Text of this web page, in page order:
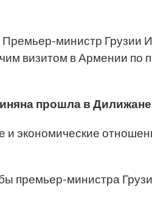
Премьер-министр Грузии
визитом в Армении по
прошла в
и экономические
премьер-министра